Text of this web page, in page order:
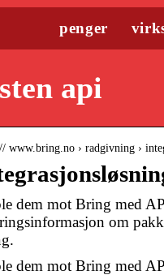
penger
api
www.bring.no › radgivning ›
dem mot Bring med
om
dem mot Bring med